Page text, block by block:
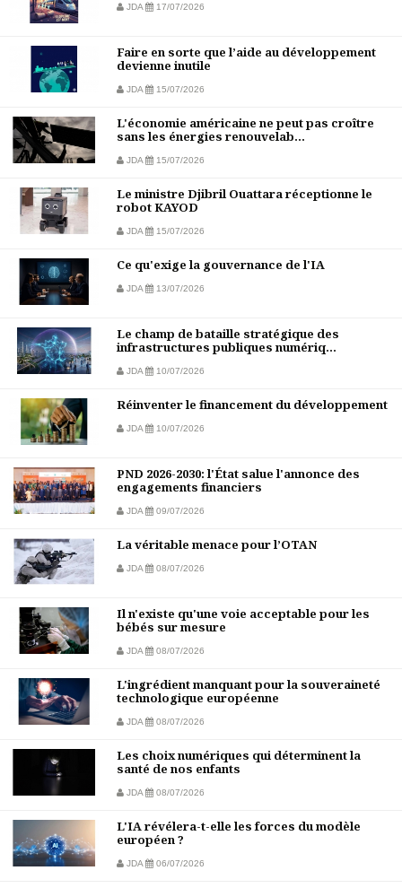
JDA 17/07/2026
Faire en sorte que l’aide au développement
devienne inutile
JDA 15/07/2026
L'économie américaine ne peut pas croître
sans les énergies renouvelab...
JDA 15/07/2026
Le ministre Djibril Ouattara réceptionne le
robot KAYOD
JDA 15/07/2026
Ce qu'exige la gouvernance de l'IA
JDA 13/07/2026
Le champ de bataille stratégique des
infrastructures publiques numériq...
JDA 10/07/2026
Réinventer le financement du développement
JDA 10/07/2026
PND 2026-2030: l'État salue l'annonce des
engagements financiers
JDA 09/07/2026
La véritable menace pour l’OTAN
JDA 08/07/2026
Il n'existe qu'une voie acceptable pour les
bébés sur mesure
JDA 08/07/2026
L'ingrédient manquant pour la souveraineté
technologique européenne
JDA 08/07/2026
Les choix numériques qui déterminent la
santé de nos enfants
JDA 08/07/2026
L'IA révélera-t-elle les forces du modèle
européen ?
JDA 06/07/2026